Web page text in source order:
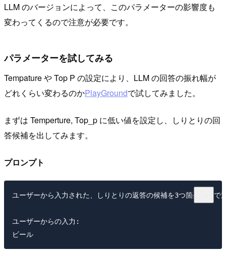
LLM のバージョンによって、このパラメーターの影響度も
変わってくるので注意が必要です。
パラメーターを試してみる
Tempature や Top P の設定により、LLM の回答の振れ幅が
どれくらい変わるのかPlayGroundで試してみました。
まずは Temperture, Top_p に低い値を設定し、しりとりの回
答候補を出してみます。
プロンプト
ユーザーから入力された、しりとりの返答の候補を3つ箇条書きで
ユーザーからの入力: